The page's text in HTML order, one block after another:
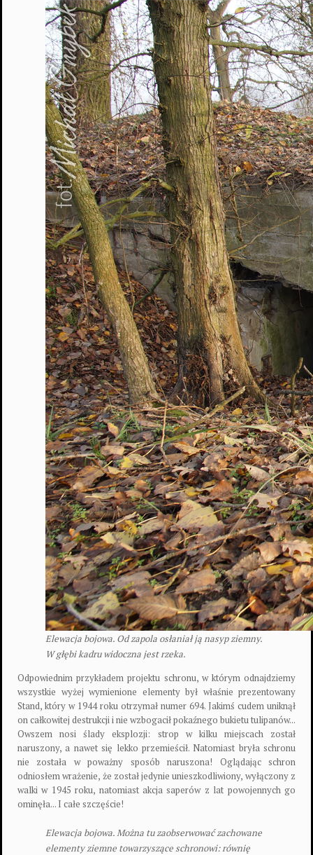
Elewacja bojowa. Od zapola osłaniał ją nasyp ziemny.
W głębi kadru widoczna jest rzeka.
Odpowiednim przykładem projektu schronu, w którym odnajdziemy
wszystkie wyżej wymienione elementy był właśnie prezentowany
Stand, który w 1944 roku otrzymał numer 694. Jakimś cudem uniknął
on całkowitej destrukcji i nie wzbogacił pokaźnego bukietu tulipanów...
Owszem nosi ślady eksplozji: strop w kilku miejscach został
naruszony, a nawet się lekko przemieścił. Natomiast bryła schronu
nie została w poważny sposób naruszona! Oglądając schron
odniosłem wrażenie, że został jedynie unieszkodliwiony, wyłączony z
walki w 1945 roku, natomiast akcja saperów z lat powojennych go
ominęła... I całe szczęście!
Elewacja bojowa. Można tu zaobserwować zachowane
elementy ziemne towarzyszące schronowi: równię